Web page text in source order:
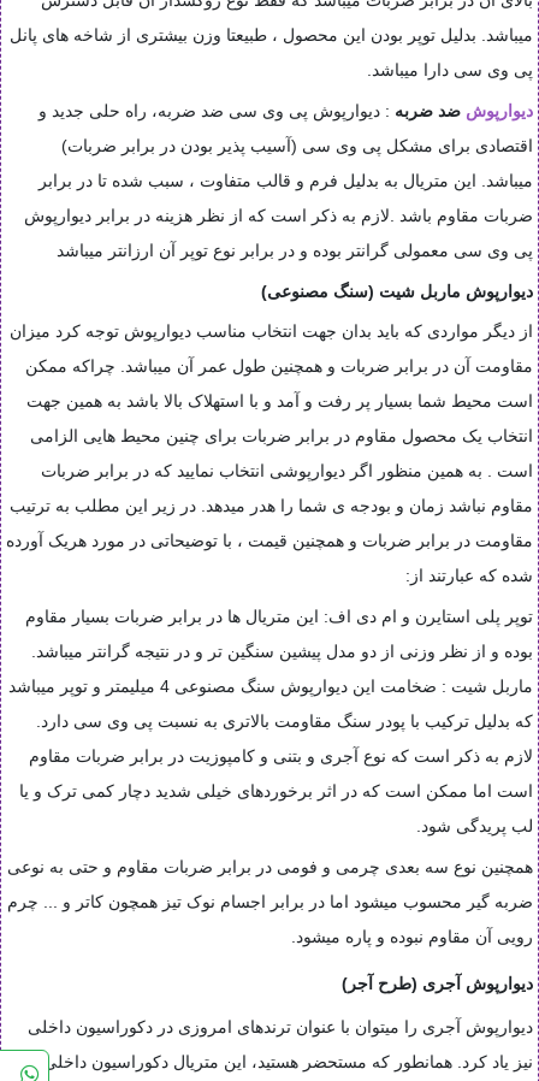
میباشد. بدلیل توپر بودن این محصول ، طبیعتا وزن بیشتری از شاخه های پانل
پی وی سی دارا میباشد
دیوارپوش ضد ضربه : دیوارپوش پی وی سی ضد ضربه، راه حلی جدید و
اقتصادی برای مشکل پی وی سی (آسیب پذیر بودن در برابر ضربات)
میباشد. این متریال به بدلیل فرم و قالب متفاوت ، سبب شده تا در برابر
ضربات مقاوم باشد
لازم به ذکر است که از نظر هزینه در برابر دیوارپوش
پی وی سی معمولی گرانتر بوده و در برابر نوع توپر آن ارزانتر میباشد
دیوارپوش ماربل شیت (سنگ مصنوعی)
از دیگر مواردی که باید بدان جهت انتخاب مناسب دیوارپوش توجه کرد میزان
مقاومت آن در برابر ضربات و همچنین طول عمر آن میباشد. چراکه ممکن
است محیط شما بسیار پر رفت و آمد و با استهلاک بالا باشد به همین جهت
انتخاب یک محصول مقاوم در برابر ضربات برای چنین محیط هایی الزامی
است . به همین منظور اگر دیوارپوشی انتخاب نمایید که در برابر ضربات
مقاوم نباشد زمان و بودجه ی شما را هدر میدهد. در زیر این مطلب به ترتیب
مقاومت در برابر ضربات و همچنین قیمت ، با توضیحاتی در مورد هریک آورده
شده که عبارتند از:
توپر پلی استایرن و ام دی اف: این متریال ها در برابر ضربات بسیار مقاوم
بوده و از نظر وزنی از دو مدل پیشین سنگین تر و در نتیجه گرانتر میباشد.
ماربل شیت : ضخامت این دیوارپوش سنگ مصنوعی 4 میلیمتر و توپر میباشد
که بدلیل ترکیب با پودر سنگ مقاومت بالاتری به نسبت پی وی سی دارد.
لازم به ذکر است که نوع آجری و بتنی و کامپوزیت در برابر ضربات مقاوم
است اما ممکن است که در اثر برخوردهای خیلی شدید دچار کمی ترک و یا
لب پریدگی شود.
همچنین نوع سه بعدی چرمی و فومی در برابر ضربات مقاوم و حتی به نوعی
ضربه گیر محسوب میشود اما در برابر اجسام نوک تیز همچون کاتر و ... چرم
رویی آن مقاوم نبوده و پاره میشود
دیوارپوش آجری (طرح آجر)
دیوارپوش آجری را میتوان با عنوان ترندهای امروزی در دکوراسیون داخلی
نیز یاد کرد. همانطور که مستحضر هستید، این متریال دکوراسیون داخلی به